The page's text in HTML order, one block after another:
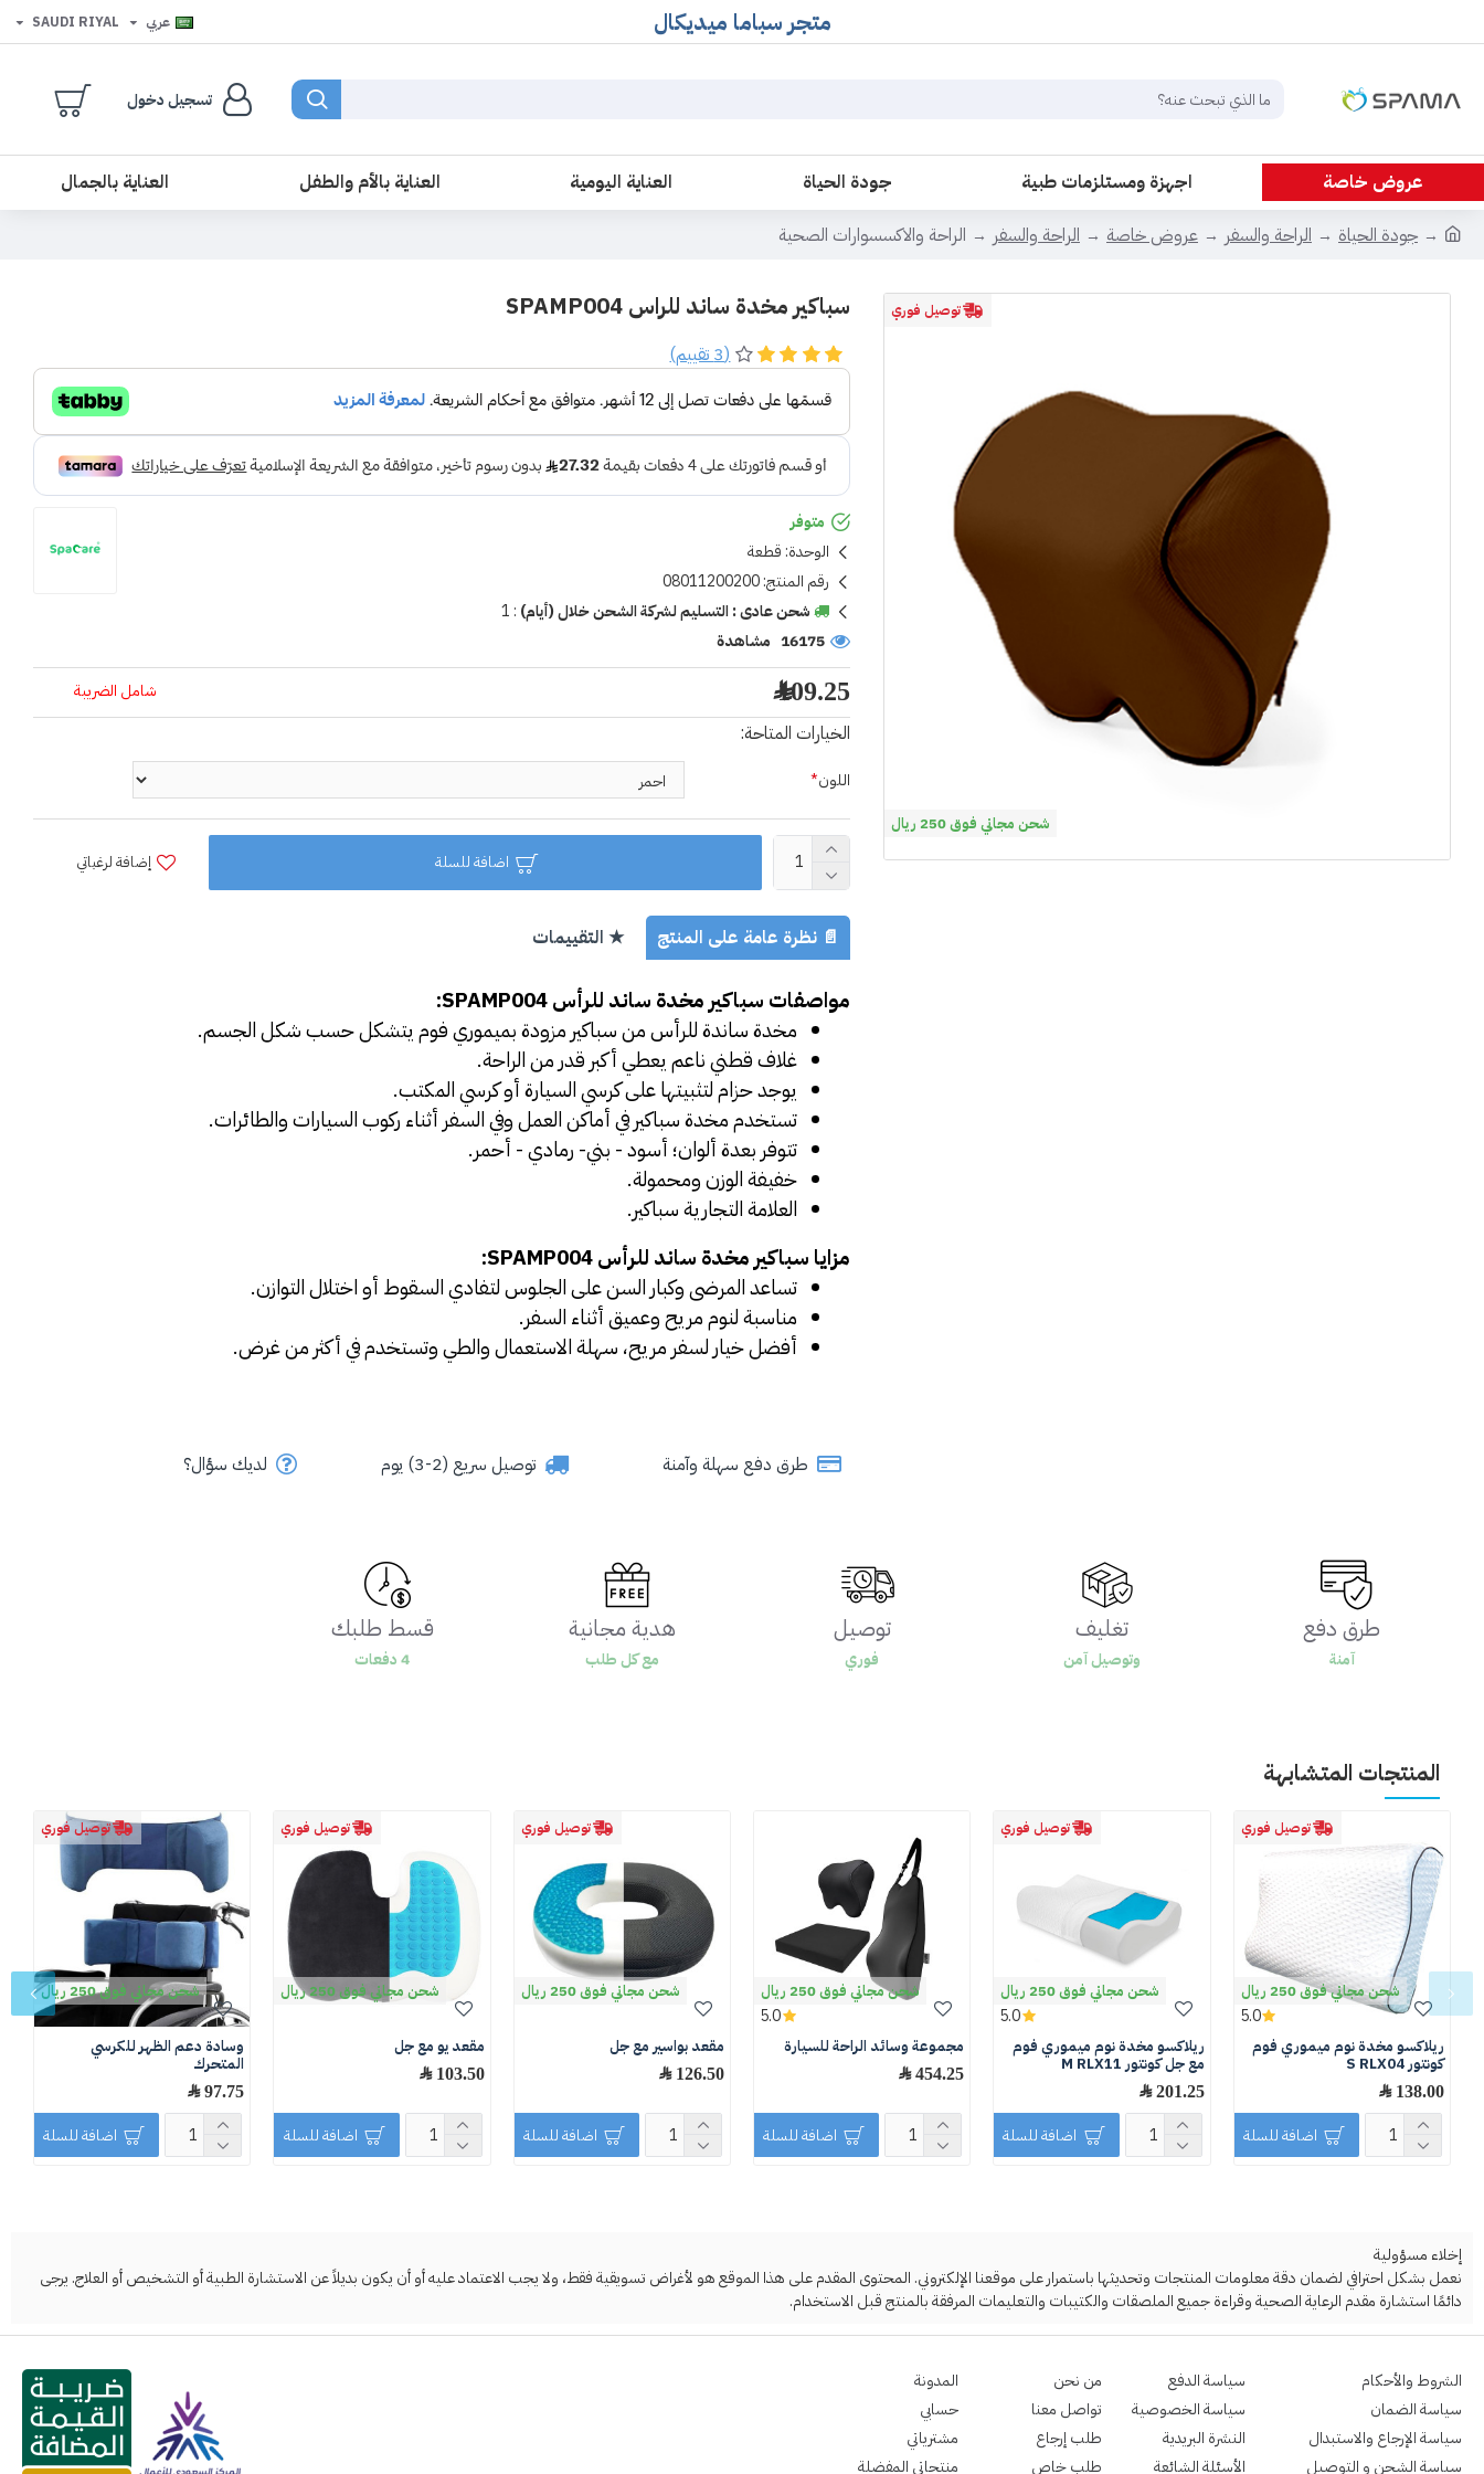
متجر سباما ميديكال عربي SAUDI RIYAL
تسجيل دخول
عروض خاصة اجهزة ومستلزمات طبية جودة الحياة العناية اليومية العناية بالأم والطفل
العناية بالجمال
جودة الحياة
الراحة والسفر عروض خاصة الراحة والسفر الراحة والاكسسوارات الصحية
توصيل فوري
شحن مجاني فوق 250 ريال
سباكير مخدة ساند للراس SPAMP004
متوفر
الوحدة: قطعة
رقم المنتج:08011200200
شحن عادى : التسليم لشركة الشحن خلال (أيام) :
1
16175 مشاهدة
(3 تقييم)
109.25 ﷼ شامل الضريبة
الخيارات المتاحة:
اللون
اضافة للسلة إضافة لرغباتي
طرق دفع سهلة وآمنة توصيل سريع (2-3) يوم لديك سؤال؟
📄 نظرة عامة على المنتج ★ التقييمات
مواصفات سباكير مخدة ساند للرأس SPAMP004:
مخدة ساندة للرأس من سباكير مزودة بميموري فوم يتشكل حسب شكل الجسم.
غلاف قطني ناعم يعطي أكبر قدر من الراحة.
يوجد حزام لتثبيتها على كرسي السيارة أو كرسي المكتب.
تستخدم مخدة سباكير في أماكن العمل وفي السفر أثناء ركوب السيارات والطائرات.
تتوفر بعدة ألوان؛ أسود - بني- رمادي - أحمر.
خفيفة الوزن ومحمولة.
العلامة التجارية سباكير.
مزايا سباكير مخدة ساند للرأس SPAMP004:
تساعد المرضى وكبار السن على الجلوس لتفادي السقوط أو اختلال التوازن.
مناسبة لنوم مريح وعميق أثناء السفر.
أفضل خيار لسفر مريح، سهلة الاستعمال والطي وتستخدم في أكثر من غرض.
طرق دفع
آمنة
تغليف
وتوصيل آمن
توصيل
فوري
هدية مجانية
مع كل طلب
قسط طلبك
4 دفعات
المنتجات المتشابهة
توصيل فوري
شحن مجاني فوق 250 ريال
ريلاكسو مخدة نوم ميموري فوم
كونتور S RLX04
138.00 ﷼
5.0
اضافة للسلة
توصيل فوري
شحن مجاني فوق 250 ريال
ريلاكسو مخدة نوم ميموري فوم
مع جل كونتور M RLX11
201.25 ﷼
5.0
اضافة للسلة
شحن مجاني فوق 250 ريال
مجموعة وسائد الراحة للسيارة
454.25 ﷼
5.0
اضافة للسلة
توصيل فوري
شحن مجاني فوق 250 ريال
مقعد بواسير مع جل
126.50 ﷼
اضافة للسلة
توصيل فوري
شحن مجاني فوق 250 ريال
مقعد يو مع جل
103.50 ﷼
اضافة للسلة
توصيل فوري
شحن مجاني فوق 250 ريال
وسادة دعم الظهر للكرسي
المتحرك
97.75 ﷼
اضافة للسلة
إخلاء مسؤولية
نعمل بشكل احترافي لضمان دقة معلومات المنتجات وتحديثها باستمرار على موقعنا الإلكتروني. المحتوى المقدم على هذا الموقع هو لأغراض تسويقية فقط، ولا يجب الاعتماد عليه أو أن يكون بديلاً عن الاستشارة الطبية أو التشخيص أو العلاج. يرجى
دائمًا استشارة مقدم الرعاية الصحية وقراءة جميع الملصقات والكتيبات والتعليمات المرفقة بالمنتج قبل الاستخدام.
الشروط والأحكام
سياسة الضمان
سياسة الإرجاع والاستبدال
سياسة الشحن و التوصيل
سياسة الدفع
سياسة الخصوصية
النشرة البريدية
الأسئلة الشائعة
من نحن
تواصل معنا
طلب إرجاع
طلب خاص
المدونة
حسابي
مشترياتي
منتجاتي المفضلة